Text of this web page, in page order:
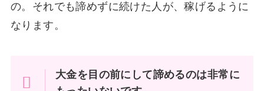
の。それでも諦めずに続けた人が、稼げるように
なります。
大金を目の前にして諦めるのは非常に